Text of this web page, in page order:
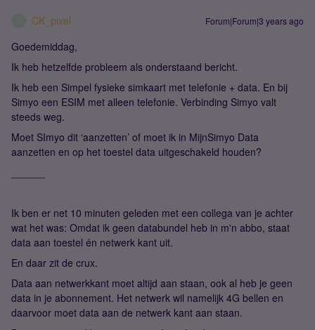
CK_pixel Forum|Forum|3 years ago
Goedemiddag,
Ik heb hetzelfde probleem als onderstaand bericht.
Ik heb een Simpel fysieke simkaart met telefonie + data. En bij
Simyo een ESIM met alleen telefonie. Verbinding Simyo valt
steeds weg.
Moet SImyo dit ‘aanzetten’ of moet ik in MijnSimyo Data
aanzetten en op het toestel data uitgeschakeld houden?
Ik ben er net 10 minuten geleden met een collega van je achter
wat het was: Omdat ik geen databundel heb in m'n abbo, staat
data aan toestel én netwerk kant uit.
En daar zit de crux.
Data aan netwerkkant moet altijd aan staan, ook al heb je geen
data in je abonnement. Het netwerk wil namelijk 4G bellen en
daarvoor moet data aan de netwerk kant aan staan.